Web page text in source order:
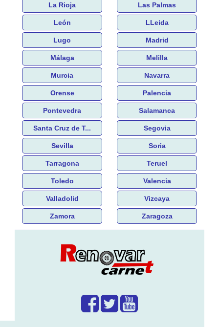
La Rioja Las Palmas
León LLeida
Lugo Madrid
Málaga Melilla
Murcia Navarra
Orense Palencia
Pontevedra Salamanca
Santa Cruz de T... Segovia
Sevilla Soria
Tarragona Teruel
Toledo Valencia
Valladolid Vizcaya
Zamora Zaragoza